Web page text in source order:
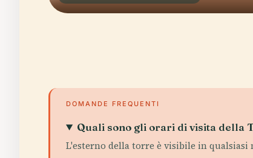
DOMANDE FREQUENTI
Quali sono gli orari di visita della
L'esterno della torre è visibile in